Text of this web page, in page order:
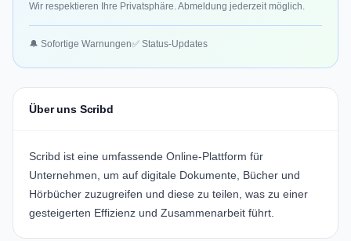
Wir respektieren Ihre Privatsphäre. Abmeldung jederzeit möglich.
🔔 Sofortige Warnungen✅ Status-Updates
Über uns Scribd
Scribd ist eine umfassende Online-Plattform für
Unternehmen, um auf digitale Dokumente, Bücher und
Hörbücher zuzugreifen und diese zu teilen, was zu einer
gesteigerten Effizienz und Zusammenarbeit führt.